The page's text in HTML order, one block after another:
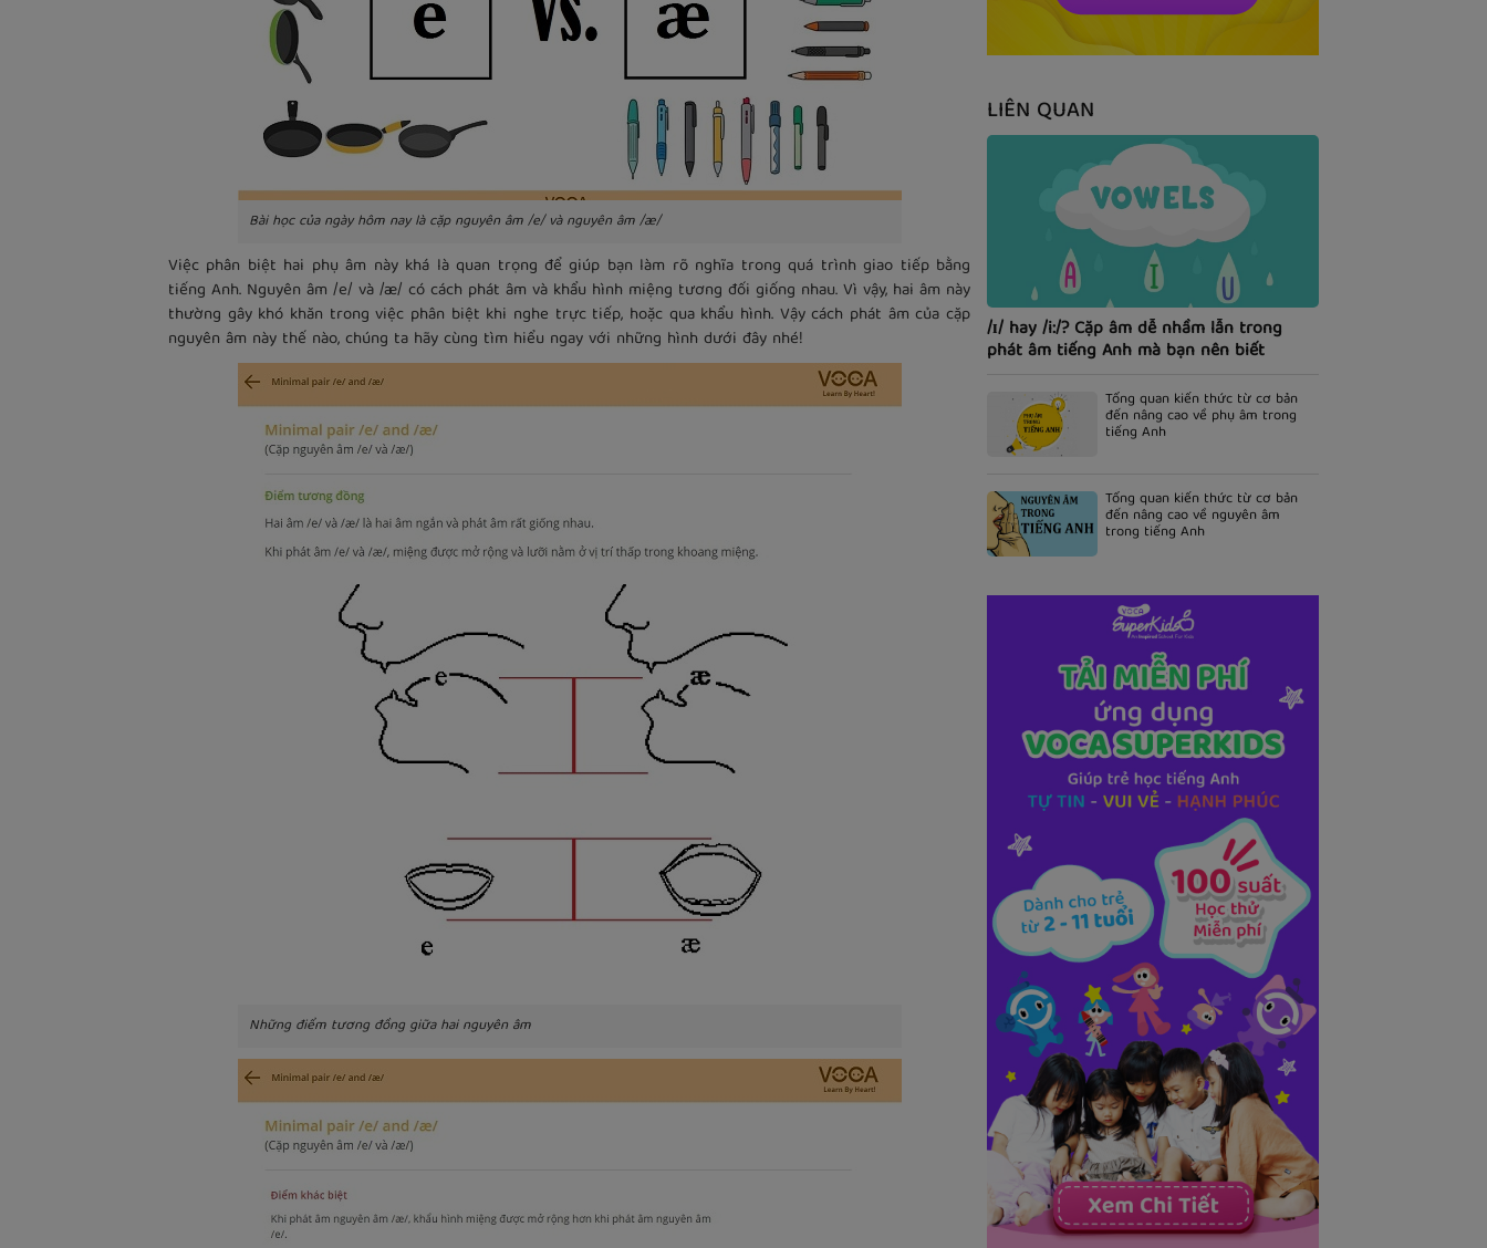
Bài học của ngày hôm nay là cặp nguyên âm /e/ và nguyên âm /æ/
Việc phân biệt hai phụ âm này khá là quan trọng để giúp bạn làm rõ nghĩa trong quá trình giao tiếp bằng
tiếng Anh. Nguyên âm /e/ và /æ/ có cách phát âm và khẩu hình miệng tương đối giống nhau. Vì vậy, hai âm này
thường gây khó khăn trong việc phân biệt khi nghe trực tiếp, hoặc qua khẩu hình. Vậy cách phát âm của cặp
nguyên âm này thế nào, chúng ta hãy cùng tìm hiểu ngay với những hình dưới đây nhé!
Những điểm tương đồng giữa hai nguyên âm
LIÊN QUAN
/ɪ/ hay /i:/? Cặp âm dễ nhầm lẫn trong
phát âm tiếng Anh mà bạn nên biết
Tổng quan kiến thức từ cơ bản
đến nâng cao về phụ âm trong
tiếng Anh
Tổng quan kiến thức từ cơ bản
đến nâng cao về nguyên âm
trong tiếng Anh